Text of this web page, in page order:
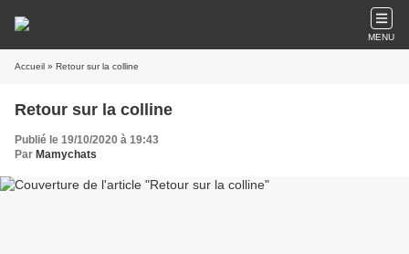
MENU
Accueil » Retour sur la colline
Retour sur la colline
Publié le 19/10/2020 à 19:43
Par Mamychats